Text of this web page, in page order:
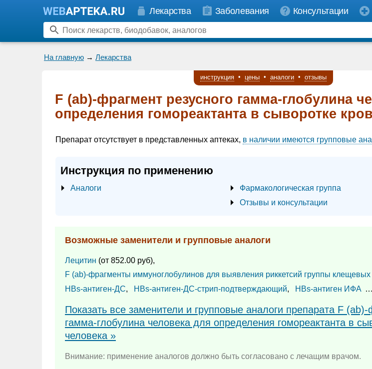
Лекарства Заболевания Консультации
На главную → Лекарства
инструкция • цены • аналоги • отзывы
F (ab)-фрагмент резусного гамма-глобулина
определения гомореактанта в сыворотке
Препарат отсутствует в представленных аптеках, в наличии имеются групповые
Инструкция по применению
Аналоги
Фармакологическая группа
Отзывы и консультации
Возможные заменители и групповые аналоги
Лецитин (от 852.00 руб),
F (ab)-фрагменты иммуноглобулинов для выявления риккетсий группы клещевых
HBs-антиген-ДС, HBs-антиген-ДС-стрип-подтверждающий, HBs-антиген ИФА …
Показать все заменители и групповые аналоги препарата F (ab)-
гамма-глобулина человека для определения гомореактанта в
человека »
Внимание: применение аналогов должно быть согласовано с лечащим врачом.